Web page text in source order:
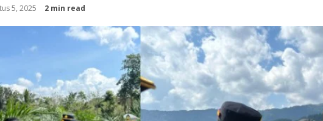
5, 2025 2 min read